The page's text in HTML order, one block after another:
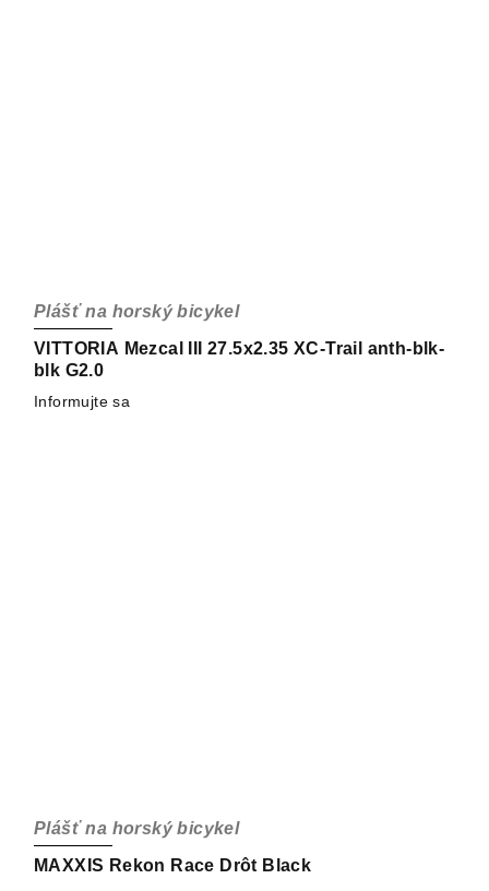
VITTORIA Mezcal III 27.5x2.35 XC-Trail anth-blk-
blk G2.0
Plášť na horský bicykel
Informujte sa
MAXXIS Rekon Race Drôt Black
Plášť na horský bicykel